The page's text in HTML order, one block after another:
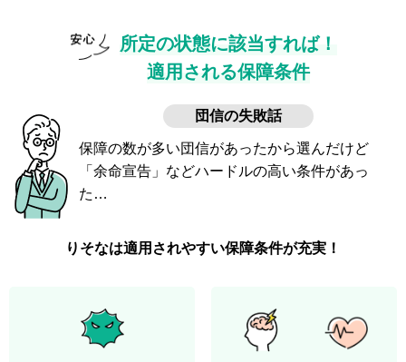
所定の状態に該当すれば！
適用される保障条件
団信の失敗話
保障の数が多い団信があったから選んだけど
「余命宣告」などハードルの高い条件があっ
た…
りそなは適用されやすい保障条件が充実！